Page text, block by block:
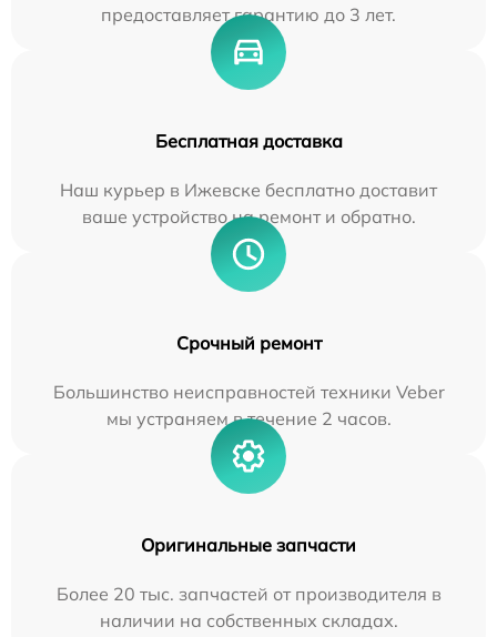
предоставляет гарантию до 3 лет.
Бесплатная доставка
Наш курьер в Ижевске бесплатно доставит
ваше устройство на ремонт и обратно.
Срочный ремонт
Большинство неисправностей техники Veber
мы устраняем в течение 2 часов.
Оригинальные запчасти
Более 20 тыс. запчастей от производителя в
наличии на собственных складах.